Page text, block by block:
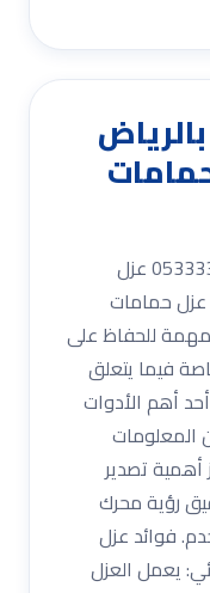
الحمامات
شركة عزل حمامات بالرياض 0533334179 عزل
عزل حمامات
للحفاظ على
فيما يتعلق
أهم الأدوات
المعلومات
أهمية تصدير
رؤية محرك
فوائد عزل
يعمل العزل